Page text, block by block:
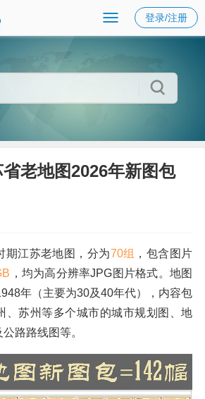
登录/注册
老地图2026年新图包
期江苏老地图，分为70组 ，包含图片
，均为高分辨率JPG图片格式。地图
年（主要为30及40年代），内容包
、苏州等多个城市的城市规划图、地
路路线图等。